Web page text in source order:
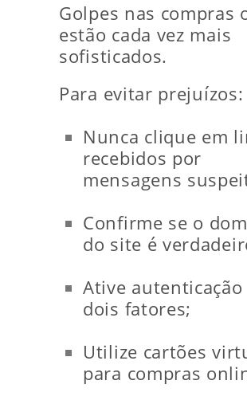
Golpes nas compras
estão cada vez mais
sofisticados.
Para evitar prejuízos:
Nunca clique em
recebidos por
mensagens
Confirme se o
do site é
Ative autenticação
dois fatores;
Utilize cartões
para compras